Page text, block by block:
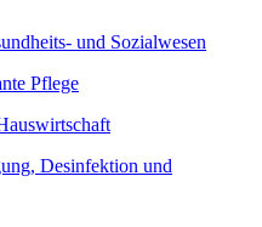
und Sozialwesen
Pflege
Desinfektion und